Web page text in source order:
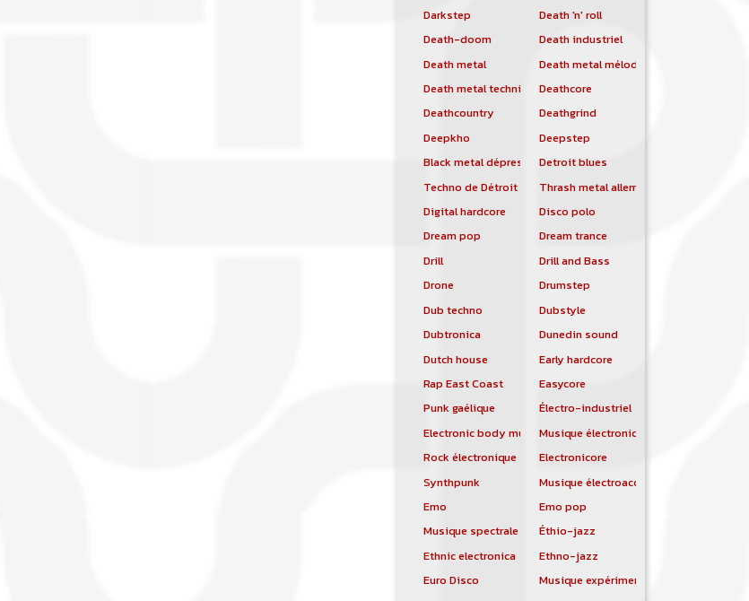
Darkstep
Death 'n' roll
Death-doom
Death industriel
Death metal
Death metal mélodique
Death metal techniqueDeathcore
Deathcountry
Deathgrind
Deepkho
Deepstep
Black metal dépressif Detroit blues
Techno de Détroit
Thrash metal allemand
Digital hardcore
Disco polo
Dream pop
Dream trance
Drill
Drill and Bass
Drone
Drumstep
Dub techno
Dubstyle
Dubtronica
Dunedin sound
Dutch house
Early hardcore
Rap East Coast
Easycore
Punk gaélique
Électro-industriel
Electronic body musicMusique électronique
Rock électronique
Electronicore
Synthpunk
Musique électroacoustique
Emo
Emo pop
Musique spectrale
Éthio-jazz
Ethnic electronica
Ethno-jazz
Euro Disco
Musique expérimentale